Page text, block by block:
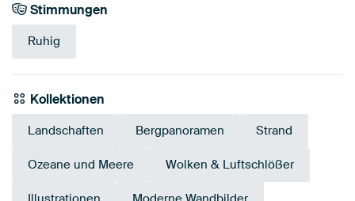
Stimmungen
Ruhig
Kollektionen
Landschaften Bergpanoramen Strand
Ozeane und Meere Wolken & Luftschlößer